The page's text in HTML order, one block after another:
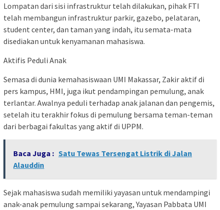
Lompatan dari sisi infrastruktur telah dilakukan, pihak FTI
telah membangun infrastruktur parkir, gazebo, pelataran,
student center, dan taman yang indah, itu semata-mata
disediakan untuk kenyamanan mahasiswa.
Aktifis Peduli Anak
Semasa di dunia kemahasiswaan UMI Makassar, Zakir aktif di
pers kampus, HMI, juga ikut pendampingan pemulung, anak
terlantar. Awalnya peduli terhadap anak jalanan dan pengemis,
setelah itu terakhir fokus di pemulung bersama teman-teman
dari berbagai fakultas yang aktif di UPPM.
Baca Juga : Satu Tewas Tersengat Listrik di Jalan
Alauddin
Sejak mahasiswa sudah memiliki yayasan untuk mendampingi
anak-anak pemulung sampai sekarang, Yayasan Pabbata UMI